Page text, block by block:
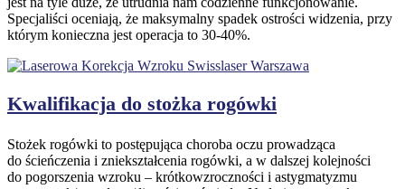
Specjaliści oceniają, że maksymalny spadek ostrości widzenia, przy
którym konieczna jest operacja to 30-40%.
Kwalifikacja do stożka rogówki
Stożek rogówki to postępująca choroba oczu prowadząca
do ścieńczenia i zniekształcenia rogówki, a w dalszej kolejności
do pogorszenia wzroku – krótkowzroczności i astygmatyzmu